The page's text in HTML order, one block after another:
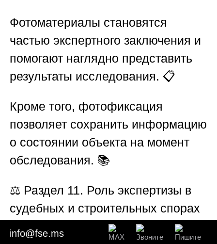
Фотоматериалы становятся
частью экспертного заключения и
помогают наглядно представить
результаты исследования. 📋
Кроме того, фотофиксация
позволяет сохранить информацию
о состоянии объекта на момент
обследования. 📚
⚖️ Раздел 11. Роль экспертизы в
судебных и строительных спорах
Результаты независимой
info@fse.ms